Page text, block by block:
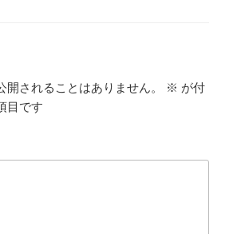
開されることはありません。 ※ が付
目です